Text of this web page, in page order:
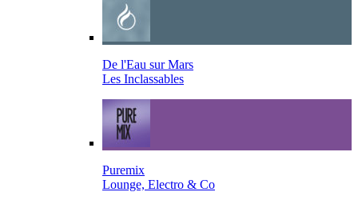
De l'Eau sur Mars
Les Inclassables
Puremix
Lounge, Electro & Co